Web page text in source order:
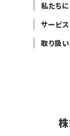
私たち
サービ
取り扱